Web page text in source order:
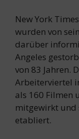
New York
wurden von
darüber
Angeles
von 83 Jahren.
Arbeiterviertel
als 160 Filmen
mitgewirkt und
etabliert.